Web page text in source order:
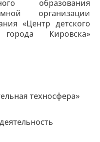
образования
организации
«Центр детского
Кировска»
техносфера»